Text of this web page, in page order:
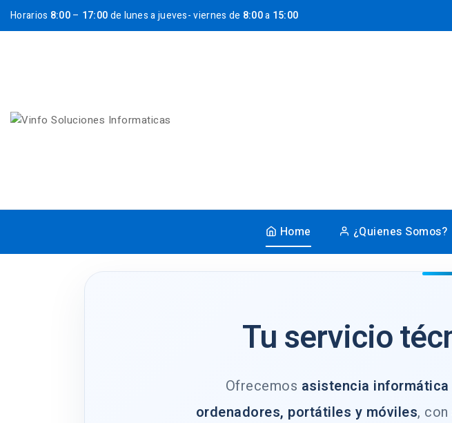
Horarios 8:00– 17:00de lunes a jueves- viernes de 8:00a 15:00
Home ¿Quienes Somos?
Tu servicio
Ofrecemos asistencia
ordenadores, portátiles y móviles, con